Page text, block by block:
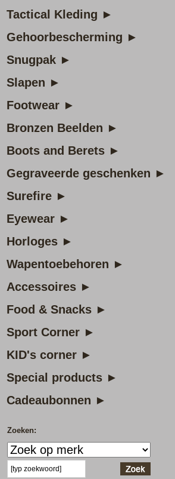
Tactical Kleding ►
Gehoorbescherming ►
Snugpak ►
Slapen ►
Footwear ►
Bronzen Beelden ►
Boots and Berets ►
Gegraveerde geschenken ►
Surefire ►
Eyewear ►
Horloges ►
Wapentoebehoren ►
Accessoires ►
Food & Snacks ►
Sport Corner ►
KID's corner ►
Special products ►
Cadeaubonnen ►
Zoeken: